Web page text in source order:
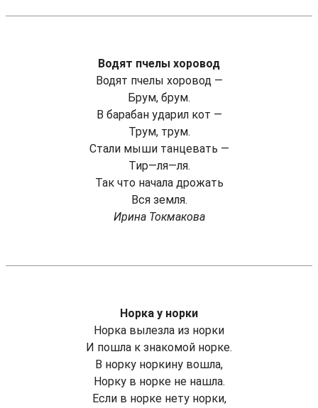
Водят пчелы хоровод
Водят пчелы хоровод —
Брум, брум.
В барабан ударил кот —
Трум, трум.
Стали мыши танцевать —
Тир—ля—ля.
Так что начала дрожать
Вся земля.
Ирина Токмакова
Норка у норки
Норка вылезла из норки
И пошла к знакомой норке.
В норку норкину вошла,
Норку в норке не нашла.
Если в норке нету норки,